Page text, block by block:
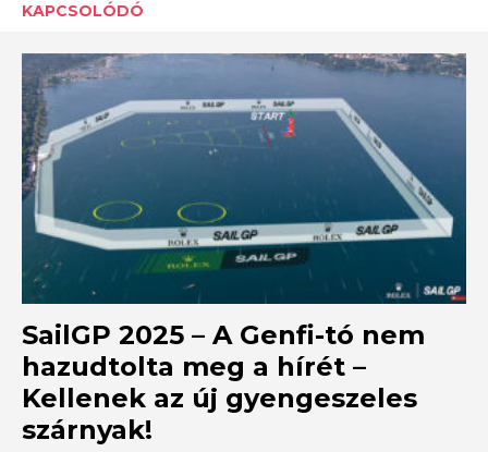
KAPCSOLÓDÓ
SailGP 2025 – A Genfi-tó nem
hazudtolta meg a hírét –
Kellenek az új gyengeszeles
szárnyak!